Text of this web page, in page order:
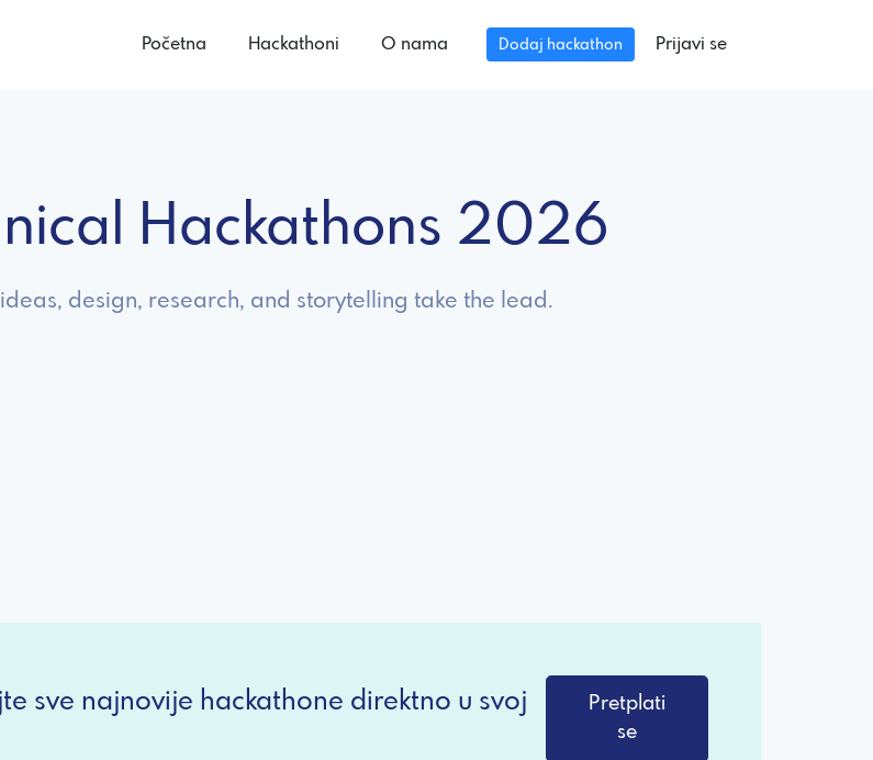
Početna Hackathoni O nama Dodaj hackathon Prijavi se
Hackathons 2026
design, research, and storytelling take the lead.
sve najnovije hackathone direktno u svoj
Pretplati
se